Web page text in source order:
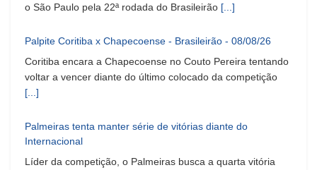
o São Paulo pela 22ª rodada do Brasileirão [...]
Palpite Coritiba x Chapecoense - Brasileirão - 08/08/26
Coritiba encara a Chapecoense no Couto Pereira tentando
voltar a vencer diante do último colocado da competição
[...]
Palmeiras tenta manter série de vitórias diante do
Internacional
Líder da competição, o Palmeiras busca a quarta vitória